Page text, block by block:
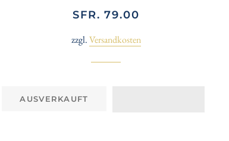
Normaler
Sonderpreis
SFR. 79.00
zzgl.Versandkosten
AUSVERKAUFT